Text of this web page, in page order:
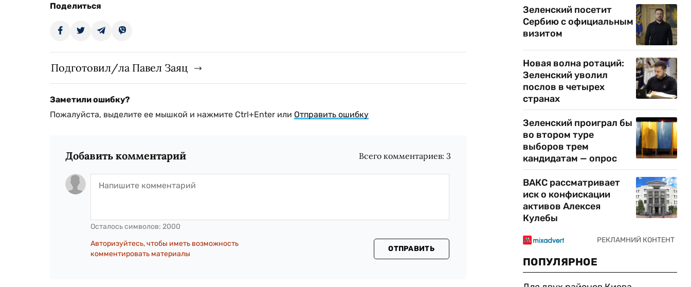
Поделиться
Подготовил/ла Павел Заяц
Заметили ошибку?
Пожалуйста, выделите ее мышкой и нажмите Ctrl+Enter или Отправить ошибку
Добавить комментарий Всего комментариев:3
Осталось символов: 2000
Авторизуйтесь, чтобы иметь возможность
комментировать материалы
ОТПРАВИТЬ
Зеленский посетит
Сербию с официальным
визитом
Новая волна ротаций:
Зеленский уволил
послов в четырех
странах
Зеленский проиграл бы
во втором туре
выборов трем
кандидатам — опрос
ВАКС рассматривает
иск о конфискации
активов Алексея
Кулебы
ПОПУЛЯРНОЕ